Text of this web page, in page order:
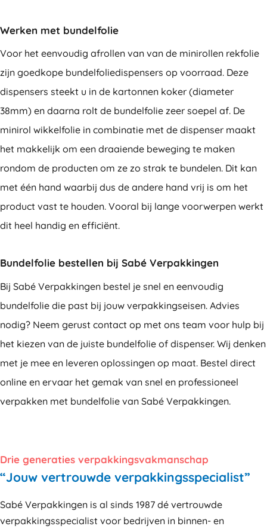
Werken met bundelfolie
Voor het eenvoudig afrollen van van de minirollen rekfolie
zijn goedkope bundelfoliedispensers op voorraad. Deze
dispensers steekt u in de kartonnen koker (diameter
38mm) en daarna rolt de bundelfolie zeer soepel af. De
minirol wikkelfolie in combinatie met de dispenser maakt
het makkelijk om een draaiende beweging te maken
rondom de producten om ze zo strak te bundelen. Dit kan
met één hand waarbij dus de andere hand vrij is om het
product vast te houden. Vooral bij lange voorwerpen werkt
dit heel handig en efficiënt.
Bundelfolie bestellen bij Sabé Verpakkingen
Bij Sabé Verpakkingen bestel je snel en eenvoudig
bundelfolie die past bij jouw verpakkingseisen. Advies
nodig? Neem gerust contact op met ons team voor hulp bij
het kiezen van de juiste bundelfolie of dispenser. Wij denken
met je mee en leveren oplossingen op maat. Bestel direct
online en ervaar het gemak van snel en professioneel
verpakken met bundelfolie van Sabé Verpakkingen.
Drie generaties verpakkingsvakmanschap
“Jouw vertrouwde verpakkingsspecialist”
Sabé Verpakkingen is al sinds 1987 dé vertrouwde
verpakkingsspecialist voor bedrijven in binnen- en